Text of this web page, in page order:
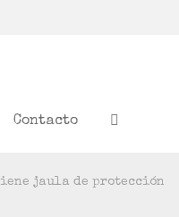
Contacto
jaula de protección